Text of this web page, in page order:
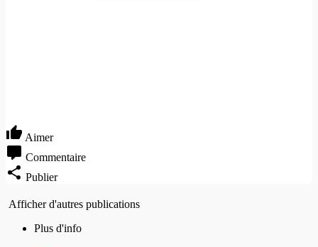
Aimer
Commentaire
Publier
Afficher d'autres publications
Plus d'info